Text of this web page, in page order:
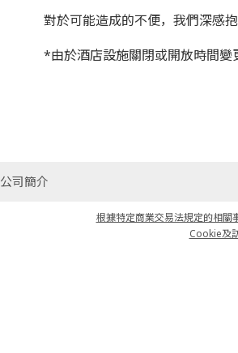
對於可能造成的不便，我們深感
*由於酒店設施關閉或開放時間變
公司簡介
根據特定商業交易法規定的相關
Cookie及